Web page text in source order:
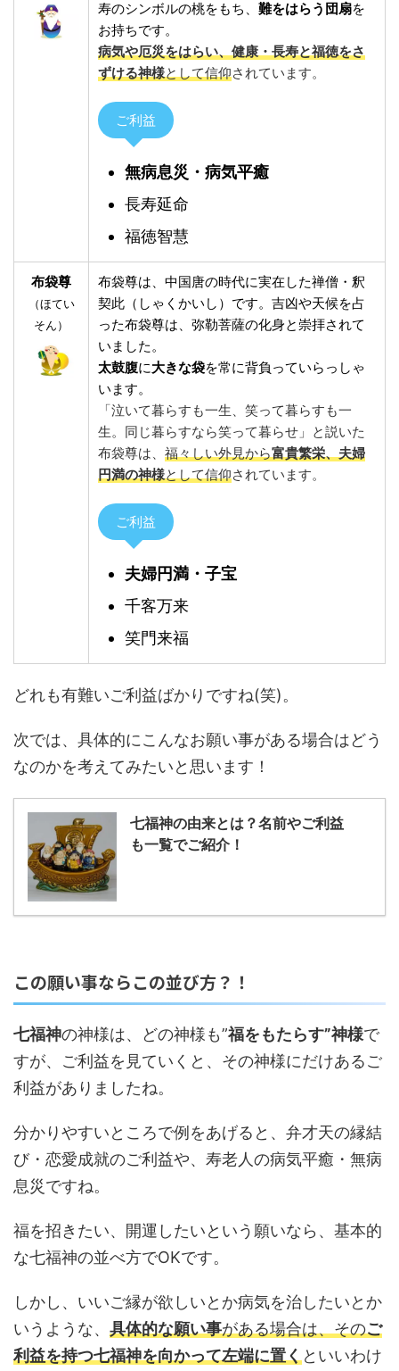
寿のシンボルの桃をもち、 難をはらう団扇を
お持ちです。
病気や厄災をはらい、健康・長寿と福徳をさ
ずける神様として信仰されています。
ご利益
無病息災・病気平癒
長寿延命
福徳智慧
布袋尊
（ほてい
そん）
布袋尊は、中国唐の時代に実在した禅僧・釈
契此（しゃくかいし）です。吉凶や天候を占
った布袋尊は、弥勒菩薩の化身と崇拝されて
いました。
太鼓腹に大きな袋を常に背負っていらっしゃ
います。
「泣いて暮らすも一生、笑って暮らすも一
生。同じ暮らすなら笑って暮らせ」と説いた
布袋尊は、 福々しい外見から富貴繁栄、夫婦
円満の神様として信仰されています。
ご利益
夫婦円満・子宝
千客万来
笑門来福
どれも有難いご利益ばかりですね(笑)。
次では、具体的にこんなお願い事がある場合はどう
なのかを考えてみたいと思います！
七福神の由来とは？名前やご利益
も一覧でご紹介！
この願い事ならこの並び方？！
七福神の神様は、どの神様も”福をもたらす”神様で
すが、ご利益を見ていくと、その神様にだけあるご
利益がありましたね。
分かりやすいところで例をあげると、弁才天の縁結
び・恋愛成就のご利益や、寿老人の病気平癒・無病
息災ですね。
福を招きたい、開運したいという願いなら、基本的
な七福神の並べ方でOKです。
しかし、いいご縁が欲しいとか病気を治したいとか
いうような、 具体的な願い事がある場合は、そのご
利益を持つ七福神を向かって左端に置く といいわけ